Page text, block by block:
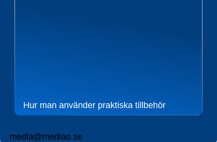
Hur man använder praktiska tillbehör
media@mediao.se